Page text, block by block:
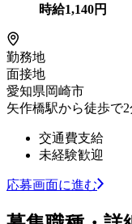
時給1,140円
勤務地
面接地
愛知県岡崎市
矢作橋駅から徒歩で2
交通費支給
未経験歓迎
応募画面に進む